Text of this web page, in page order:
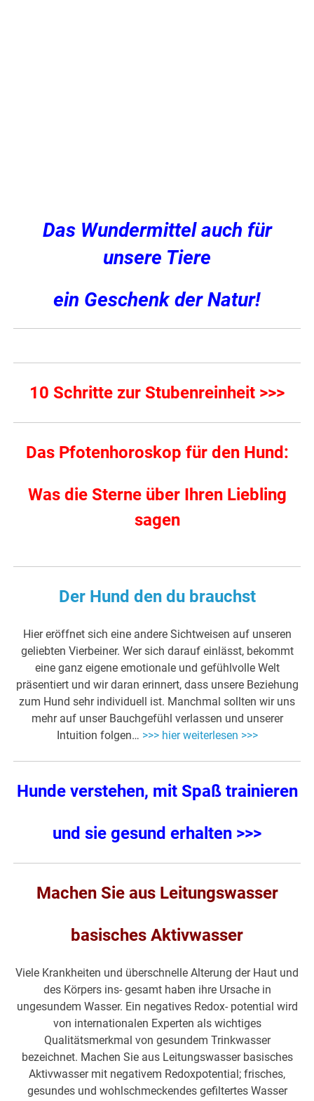
Das Wundermittel auch für
unsere Tiere
ein Geschenk der Natur!
10 Schritte zur Stubenreinheit >>>
Das Pfotenhoroskop für den Hund:
Was die Sterne über Ihren Liebling
sagen
Der Hund den du brauchst
Hier eröffnet sich eine andere Sichtweisen auf unseren
geliebten Vierbeiner. Wer sich darauf einlässt, bekommt
eine ganz eigene emotionale und gefühlvolle Welt
präsentiert und wir daran erinnert, dass unsere Beziehung
zum Hund sehr individuell ist. Manchmal sollten wir uns
mehr auf unser Bauchgefühl verlassen und unserer
Intuition folgen… >>> hier weiterlesen >>>
Hunde verstehen, mit Spaß trainieren
und sie gesund erhalten >>>
Machen Sie aus Leitungswasser
basisches Aktivwasser
Viele Krankheiten und überschnelle Alterung der Haut und
des Körpers ins- gesamt haben ihre Ursache in
ungesundem Wasser. Ein negatives Redox- potential wird
von internationalen Experten als wichtiges
Qualitätsmerkmal von gesundem Trinkwasser
bezeichnet. Machen Sie aus Leitungswasser basisches
Aktivwasser mit negativem Redoxpotential; frisches,
gesundes und wohlschmeckendes gefiltertes Wasser